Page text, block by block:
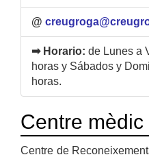
@
➡ Horario: de Lunes a
horas y Sábados y
horas.
Centre
Centre de